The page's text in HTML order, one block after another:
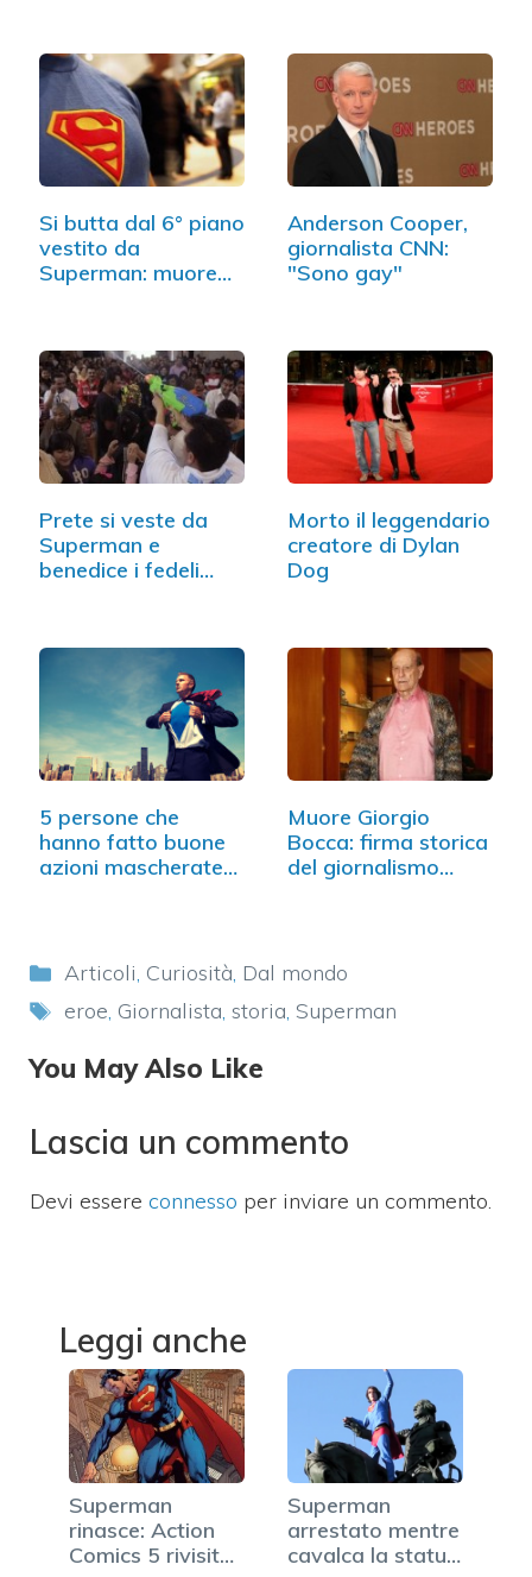
Si butta dal 6° piano
vestito da
Superman: muore…
Anderson Cooper,
giornalista CNN:
"Sono gay"
Prete si veste da
Superman e
benedice i fedeli
Morto il leggendario
creatore di Dylan
Dog
5 persone che
hanno fatto buone
azioni mascherate
Muore Giorgio
Bocca: firma storica
del giornalismo
Categorie
Articoli, Curiosità, Dal mondo
Tag
eroe, Giornalista, storia, Superman
You May Also Like
Lascia un commento
Devi essere connesso per inviare un commento.
Leggi anche
Superman
rinasce: Action
Comics 5 rivisita
Superman
arrestato mentre
cavalca la statua